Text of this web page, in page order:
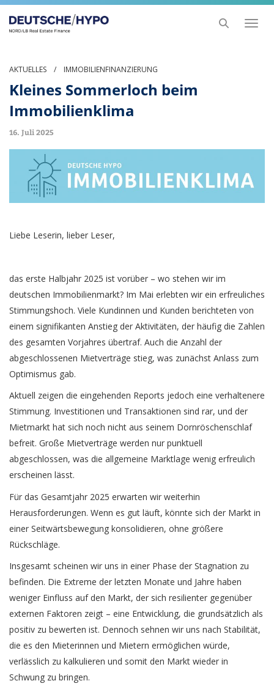
Toggle
AKTUELLES / IMMOBILIENFINANZIERUNG
Kleines Sommerloch beim
Immobilienklima
16. Juli 2025
Liebe Leserin, lieber Leser,
das erste Halbjahr 2025 ist vorüber – wo stehen wir im
deutschen Immobilienmarkt? Im Mai erlebten wir ein erfreuliches
Stimmungshoch. Viele Kundinnen und Kunden berichteten von
einem signifikanten Anstieg der Aktivitäten, der häufig die Zahlen
des gesamten Vorjahres übertraf. Auch die Anzahl der
abgeschlossenen Mietverträge stieg, was zunächst Anlass zum
Optimismus gab.
Aktuell zeigen die eingehenden Reports jedoch eine verhaltenere
Stimmung. Investitionen und Transaktionen sind rar, und der
Mietmarkt hat sich noch nicht aus seinem Dornröschenschlaf
befreit. Große Mietverträge werden nur punktuell
abgeschlossen, was die allgemeine Marktlage wenig erfreulich
erscheinen lässt.
Für das Gesamtjahr 2025 erwarten wir weiterhin
Herausforderungen. Wenn es gut läuft, könnte sich der Markt in
einer Seitwärtsbewegung konsolidieren, ohne größere
Rückschläge.
Insgesamt scheinen wir uns in einer Phase der Stagnation zu
befinden. Die Extreme der letzten Monate und Jahre haben
weniger Einfluss auf den Markt, der sich resilienter gegenüber
externen Faktoren zeigt – eine Entwicklung, die grundsätzlich als
positiv zu bewerten ist. Dennoch sehnen wir uns nach Stabilität,
die es den Mieterinnen und Mietern ermöglichen würde,
verlässlich zu kalkulieren und somit den Markt wieder in
Schwung zu bringen.